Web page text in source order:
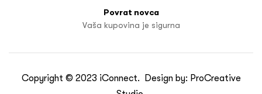
Povrat novca
Vaša kupovina je sigurna
Copyright © 2023 iConnect. Design by: ProCreative